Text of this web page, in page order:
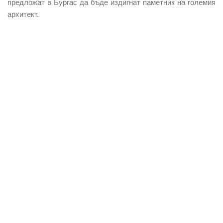
предложат в Бургас да бъде издигнат паметник на големия
архитект.